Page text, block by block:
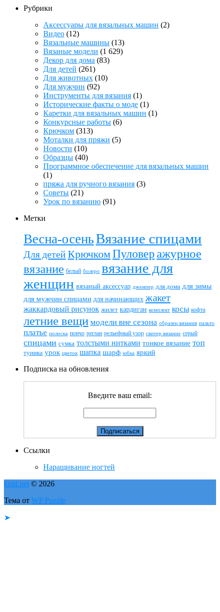
Рубрики
Аксессуары для вязальных машин (2)
Видео (12)
Вязальные машины (13)
Вязаные модели (1 629)
Декор для дома (83)
Для детей (261)
Для животных (10)
Для мужчин (92)
Инструменты для вязания (1)
Исторические факты о моде (1)
Каретки для вязальных машин (1)
Конкурсные работы (6)
Крючком (313)
Моталки для пряжи (5)
Новости (10)
Образцы (40)
Программное обеспечение для вязальных машин
(1)
пряжа для ручного вязания (3)
Советы (21)
Урок по вязанию (91)
Метки
Весна-осеньВязание спицами
Для детейКрючкомПуловер ажурное
вязание белый болеро вязание для
женщин вязаный аксессуар джемпер для дома для зимы
для мужчин спицами для начинающих жакет
жаккардовый рисунок жилет кардиган комплект косы кофта
летние вещи модели вне сезона образец вязания пальто
платье полоска пончо реглан рельефный узор свитер вязание серый
спицами сумка толстыми нитками тонкое вязание топ
туника урок цветок шапка шарф юбка яркий
Подписка на обновления
Введите ваш email:
Ссылки
Наращивание ногтей
knitt.net © 2026
Тема от WP Puzzle
➤